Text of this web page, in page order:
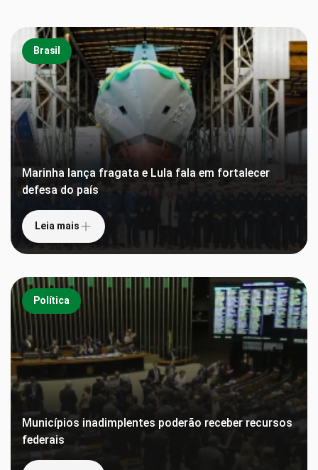
Brasil
Marinha lança fragata e Lula fala em fortalecer
defesa do país
Leia mais
Política
Municípios inadimplentes poderão receber recursos
federais